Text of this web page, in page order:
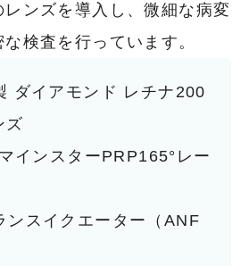
ンズを導入し、微細な病変
検査を行っています。
ダイアモンド レチナ200
ズ
インスターPRP165°レー
ンスイクエーター（ANF